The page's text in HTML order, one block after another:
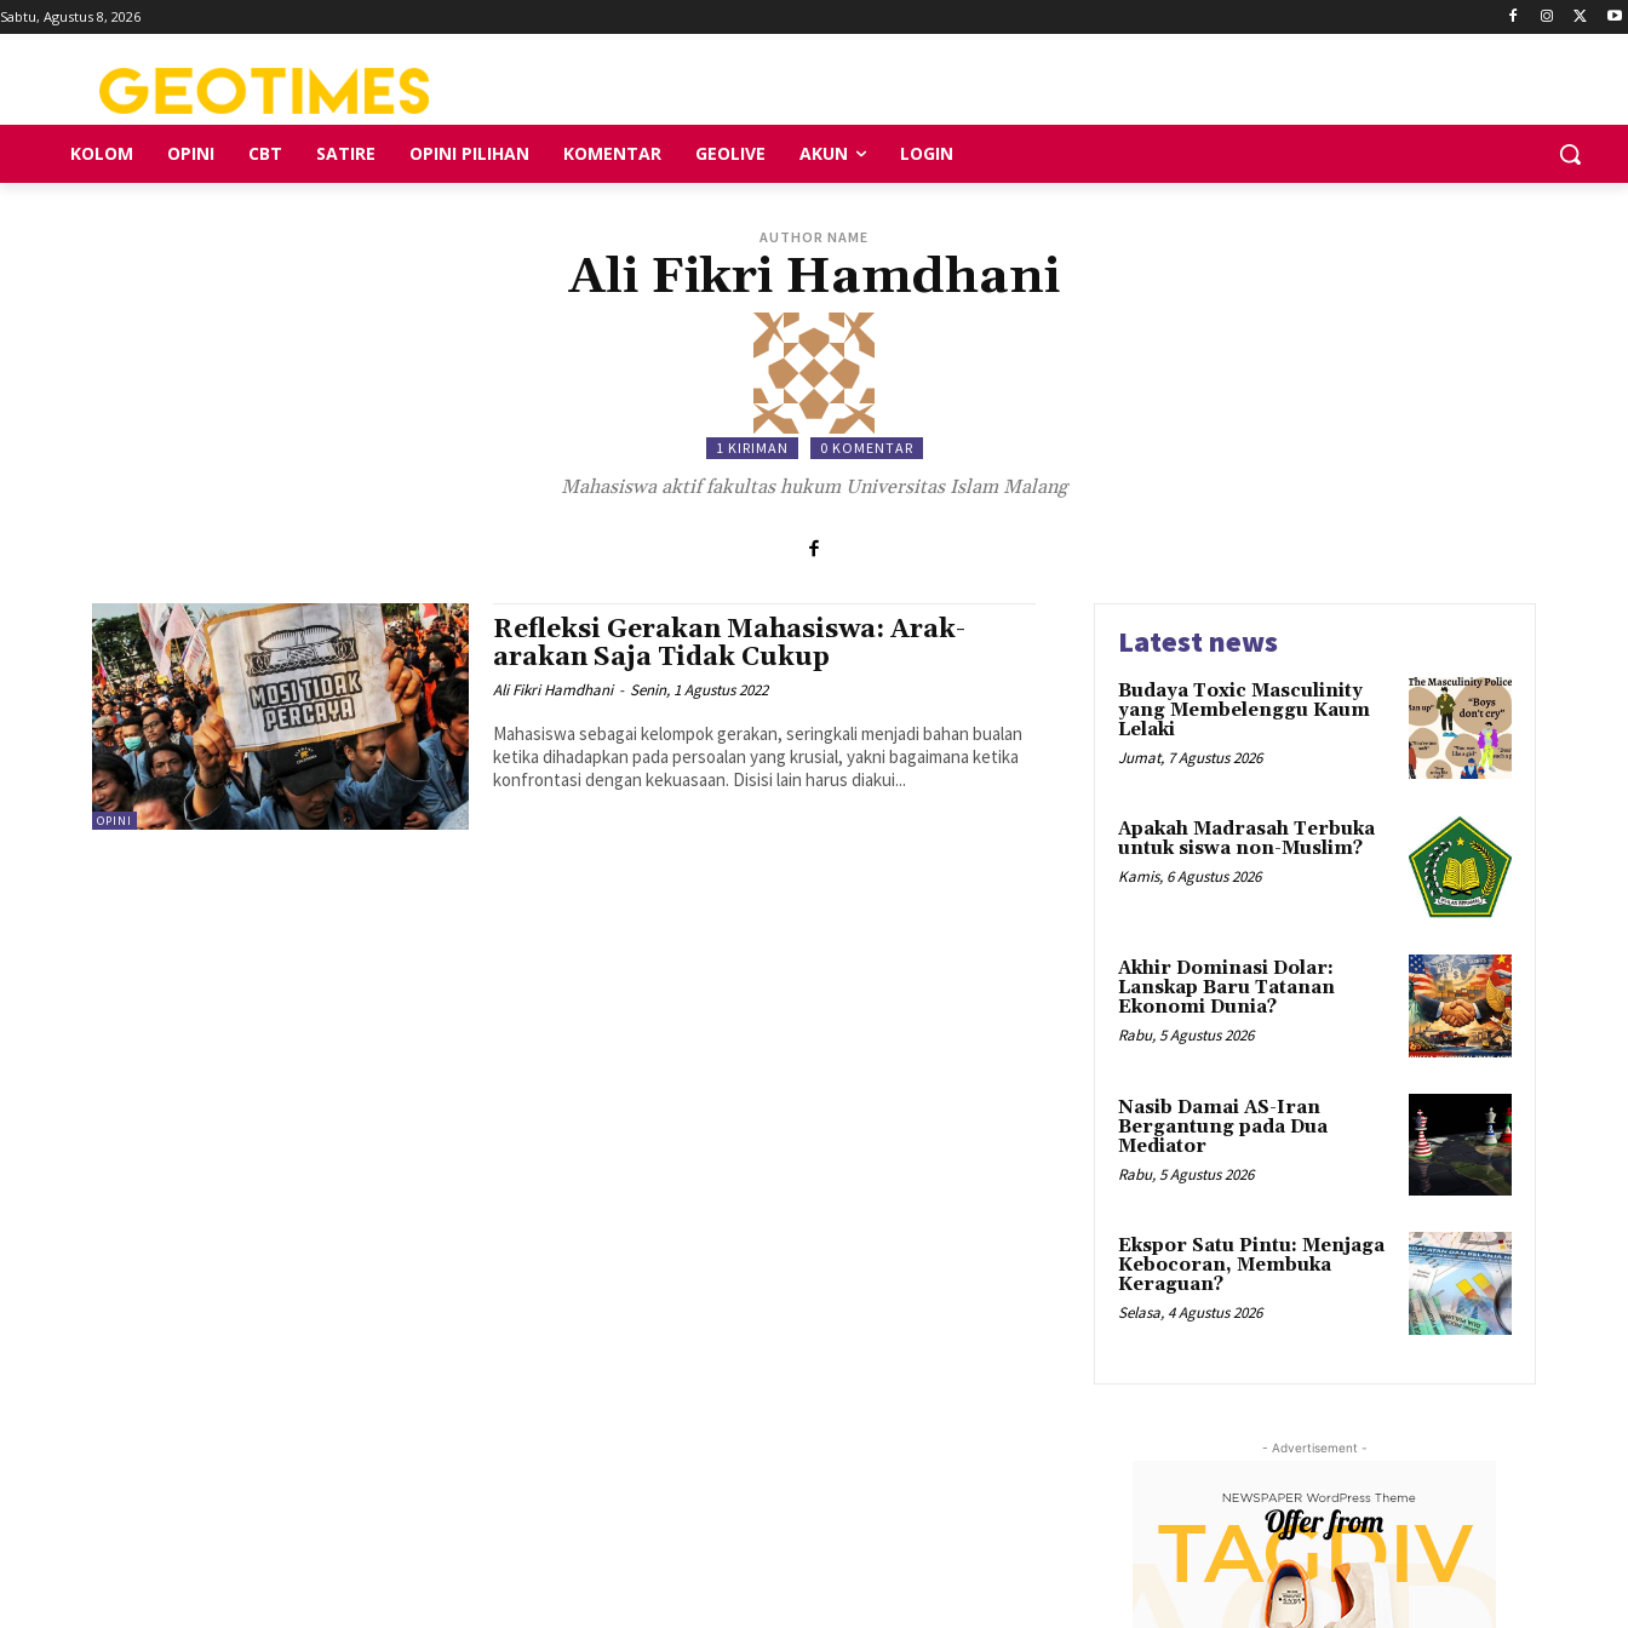
Sabtu, Agustus 8, 2026
KOLOM OPINI CBT SATIRE OPINI PILIHAN KOMENTAR GEOLIVE AKUN LOGIN
AUTHOR NAME
Ali Fikri Hamdhani
1 KIRIMAN 0 KOMENTAR
Mahasiswa aktif fakultas hukum Universitas Islam Malang
OPINI
Refleksi Gerakan Mahasiswa: Arak-
arakan Saja Tidak Cukup
Ali Fikri Hamdhani - Senin, 1 Agustus 2022
Mahasiswa sebagai kelompok gerakan, seringkali menjadi bahan bualan
ketika dihadapkan pada persoalan yang krusial, yakni bagaimana ketika
konfrontasi dengan kekuasaan. Disisi lain harus diakui...
Latest news
Budaya Toxic Masculinity
yang Membelenggu Kaum
Lelaki
Jumat, 7 Agustus 2026
Apakah Madrasah Terbuka
untuk siswa non-Muslim?
Kamis, 6 Agustus 2026
Akhir Dominasi Dolar:
Lanskap Baru Tatanan
Ekonomi Dunia?
Rabu, 5 Agustus 2026
Nasib Damai AS-Iran
Bergantung pada Dua
Mediator
Rabu, 5 Agustus 2026
Ekspor Satu Pintu: Menjaga
Kebocoran, Membuka
Keraguan?
Selasa, 4 Agustus 2026
- Advertisement -